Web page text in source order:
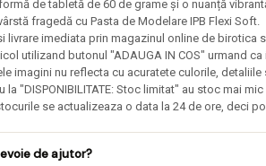
Scolare
de tabletă de 60 de grame și o nuanță
fragedă cu Pasta de Modelare IPB Flexi Soft.
livrare imediata prin magazinul online de birotica
utilizand butonul "ADAUGA IN COS" urmand
imagini nu reflecta cu acuratete culorile,
la "DISPONIBILITATE: Stoc limitat" au stoc mai
se actualizeaza o data la 24 de ore, deci
de ajutor?